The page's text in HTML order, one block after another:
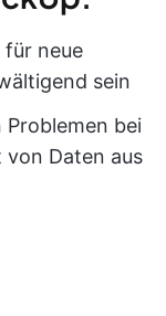
für neue
sein
bei
Daten aus